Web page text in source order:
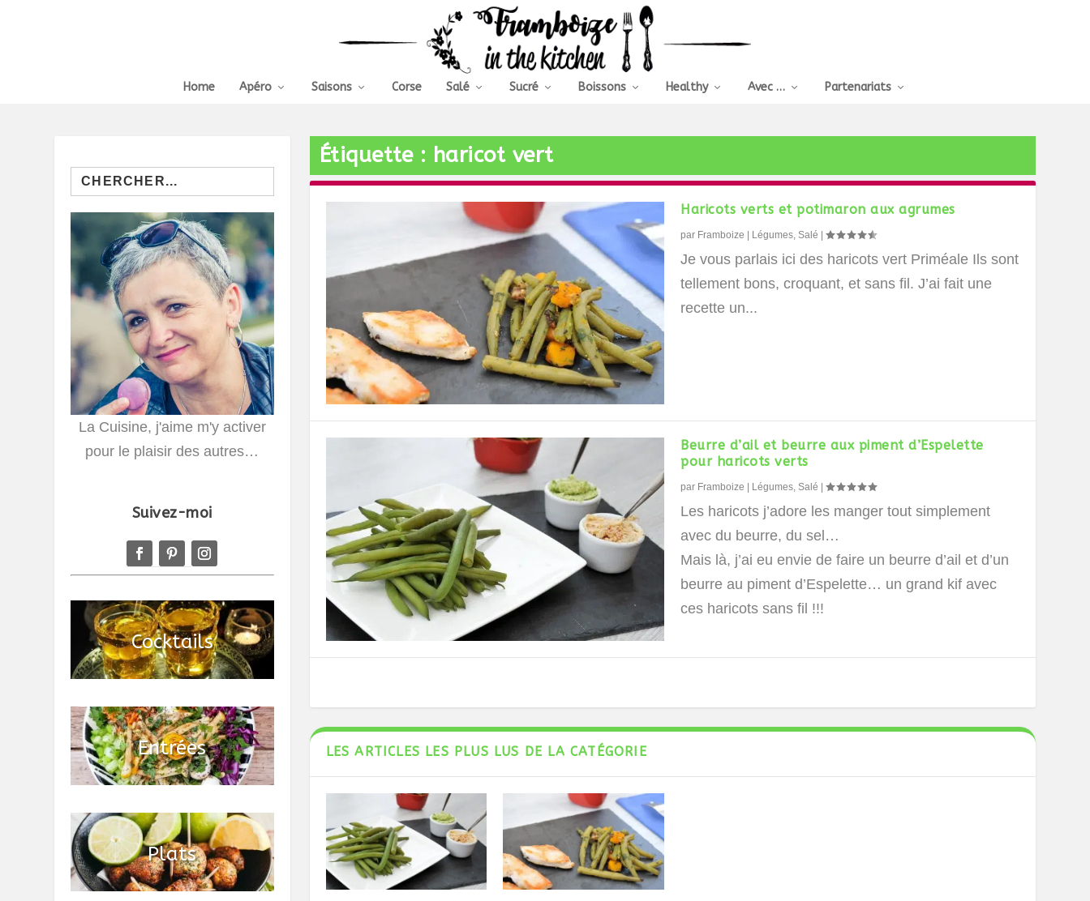
Home Apéro Saisons Corse Salé Sucré Boissons Healthy Avec … Partenariats
Étiquette : haricot vert
Haricots verts et potimaron aux agrumes
par Framboize Légumes,Salé |
Je vous parlais ici des haricots vert Priméale Ils sont
tellement bons, croquant, et sans fil. J’ai fait une
recette un...
Beurre d’ail et beurre aux piment d’Espelette
pour haricots verts
par Framboize Légumes,Salé |
Les haricots j’adore les manger tout simplement
avec du beurre, du sel…
Mais là, j’ai eu envie de faire un beurre d’ail et d’un
beurre au piment d’Espelette… un grand kif avec
ces haricots sans fil !!!
LES ARTICLES LES PLUS LUS DE LA CATÉGORIE
Search
for:
La Cuisine, j'aime m'y activer
pour le plaisir des autres…
Suivez-moi